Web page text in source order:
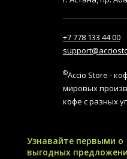
+7 778 133 44 00
©Accio Store -
мировых
кофе с разных
Узнавайте первыми о
выгодных